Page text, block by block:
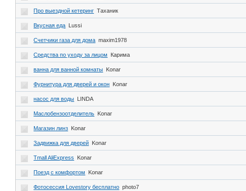
Про выездной кетеринг Таханик
Вкусная еда Lussi
Счетчики газа для дома maxim1978
Средства по уходу за лицом Карима
ванна для ванной комнаты Konar
Фурнитура для дверей и окон Konar
насос для воды LINDA
Маслобензоотделитель Konar
Магазин линз Konar
Задвижка для дверей Konar
Tmall AliExpress Konar
Поезд c комфортом Konar
Фотосессия Lovestory бесплатно photo7